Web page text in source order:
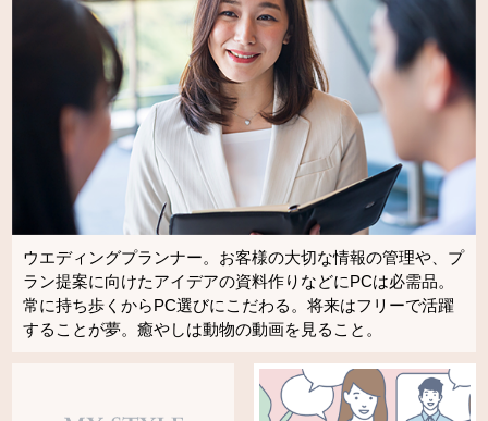
ウエディングプランナー。お客様の大切な情報の管理や、プ
ラン提案に向けたアイデアの資料作りなどにPCは必需品。
常に持ち歩くからPC選びにこだわる。将来はフリーで活躍
することが夢。癒やしは動物の動画を見ること。